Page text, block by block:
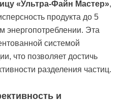
«Ультра-Файн Мастер»,
продукта до 5
энергопотреблении. Эта
системой
что позволяет достичь
разделения частиц.
и